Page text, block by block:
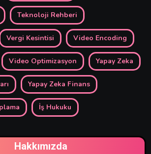
Teknoloji Rehberi
Vergi Kesintisi Video Encoding
Video Optimizasyon Yapay Zeka
Yapay Zeka Finans
İş Hukuku
Hakkımızda